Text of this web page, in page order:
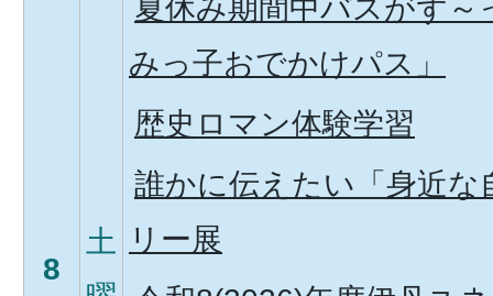
8
土
夏休み期間中バスがず～
みっ子おでかけパス」
歴史ロマン体験学習
誰かに伝えたい「身近
リー展